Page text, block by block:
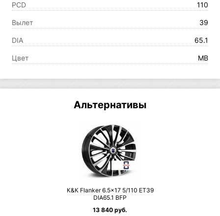
PCD 110
Вылет 39
DIA 65.1
Цвет MB
Альтернативы
К&К Flanker 6.5×17 5/110 ET39
DIA65.1 BFP
13 840 руб.